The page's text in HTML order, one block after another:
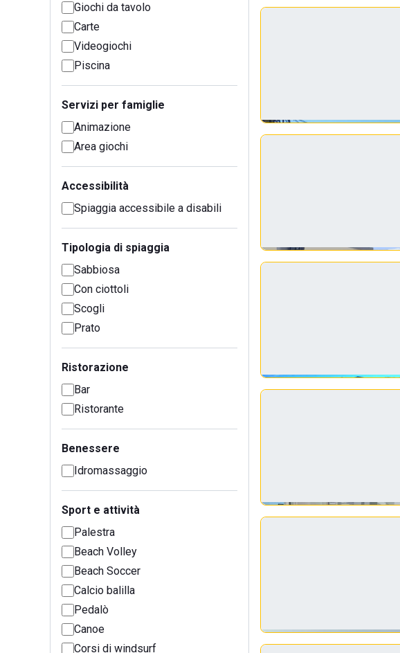
Giochi da tavolo
Carte
Videogiochi
Piscina
Servizi per famiglie
Animazione
Area giochi
Accessibilità
Spiaggia accessibile a disabili
Tipologia di spiaggia
Sabbiosa
Con ciottoli
Scogli
Prato
Ristorazione
Bar
Ristorante
Benessere
Idromassaggio
Sport e attività
Palestra
Beach Volley
Beach Soccer
Calcio balilla
Pedalò
Canoe
Corsi di windsurf